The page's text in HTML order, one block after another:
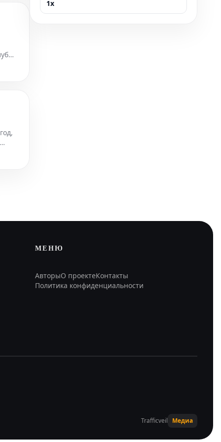
1x
МЕНЮ
АвторыО проектеКонтакты
Политика конфиденциальности
Trafficveil Медиа